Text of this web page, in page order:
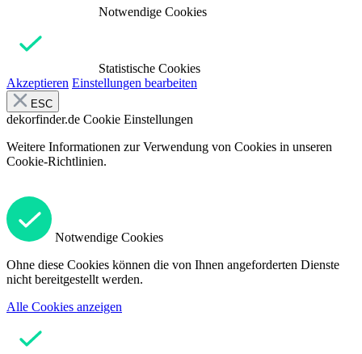
Notwendige Cookies
Statistische Cookies
Akzeptieren Einstellungen bearbeiten
ESC
dekorfinder.de Cookie Einstellungen
Weitere Informationen zur Verwendung von Cookies in unseren
Cookie-Richtlinien.
Notwendige Cookies
Ohne diese Cookies können die von Ihnen angeforderten Dienste
nicht bereitgestellt werden.
Alle Cookies anzeigen